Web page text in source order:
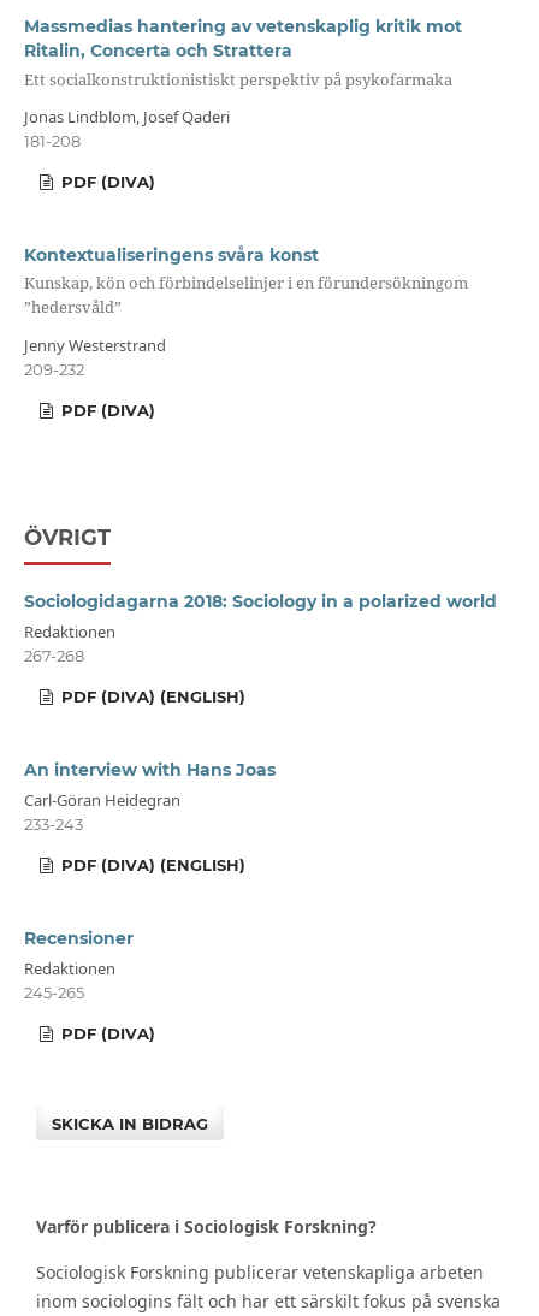
Massmedias hantering av vetenskaplig kritik mot
Ritalin, Concerta och Strattera
Ett socialkonstruktionistiskt perspektiv på psykofarmaka
Jonas Lindblom, Josef Qaderi
181-208
PDF (DIVA)
Kontextualiseringens svåra konst
Kunskap, kön och förbindelselinjer i en förundersökningom
”hedersvåld”
Jenny Westerstrand
209-232
PDF (DIVA)
ÖVRIGT
Sociologidagarna 2018: Sociology in a polarized world
Redaktionen
267-268
PDF (DIVA) (ENGLISH)
An interview with Hans Joas
Carl-Göran Heidegran
233-243
PDF (DIVA) (ENGLISH)
Recensioner
Redaktionen
245-265
PDF (DIVA)
SKICKA IN BIDRAG
Varför publicera i Sociologisk Forskning?
Sociologisk Forskning publicerar vetenskapliga arbeten
inom sociologins fält och har ett särskilt fokus på svenska